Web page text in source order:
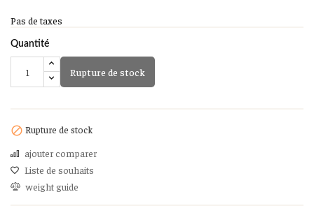
Pas de taxes
Quantité
Rupture de stock
 Rupture de stock
ajouter comparer
Liste de souhaits
weight guide